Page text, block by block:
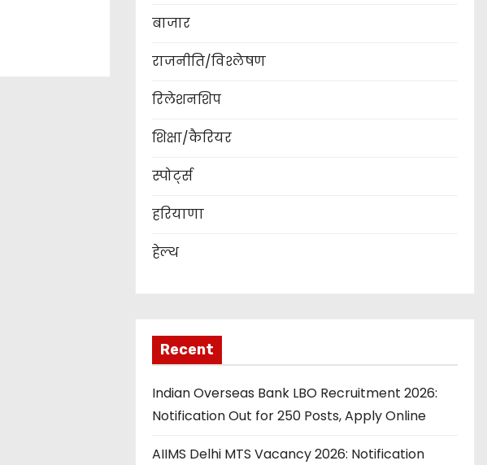
बाजार
राजनीति/विश्लेषण
रिलेशनशिप
शिक्षा/कैरियर
स्पोर्ट्स
हरियाणा
हेल्थ
Recent
Indian Overseas Bank LBO Recruitment 2026:
Notification Out for 250 Posts, Apply Online
AIIMS Delhi MTS Vacancy 2026: Notification